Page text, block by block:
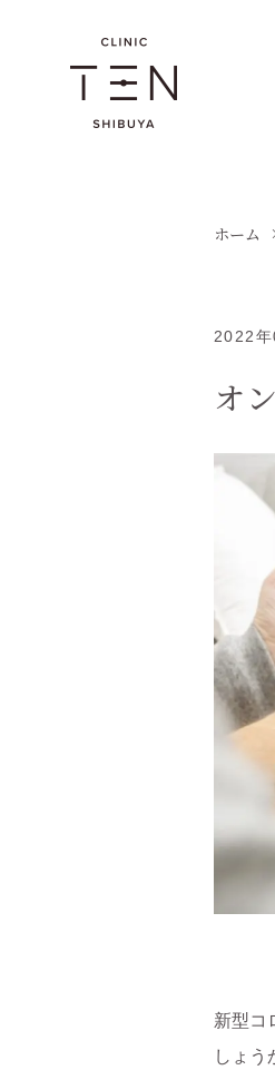
ホーム
2022
オ
新型コ
しょう